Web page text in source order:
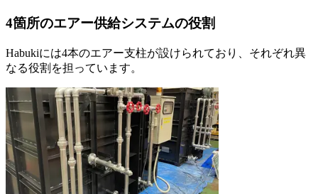
4箇所のエアー供給システムの役割
Habukiには4本のエアー支柱が設けられており、それぞれ異
なる役割を担っています。